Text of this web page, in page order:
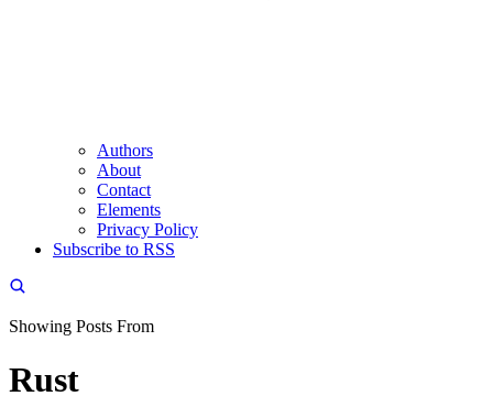
Authors
About
Contact
Elements
Privacy Policy
Subscribe to RSS
Showing Posts From
Rust